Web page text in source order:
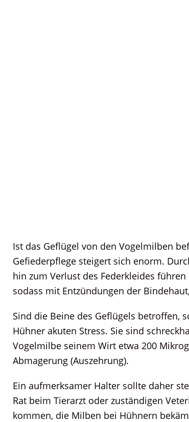
Ist das Geflügel von den Vogelmilben
Gefiederpflege steigert sich enorm.
hin zum Verlust des Federkleides
sodass mit Entzündungen der
Sind die Beine des Geflügels betroffen,
Hühner akuten Stress. Sie sind
Vogelmilbe seinem Wirt etwa 200
Abmagerung (Auszehrung).
Ein aufmerksamer Halter sollte daher
Rat beim Tierarzt oder zuständigen
kommen, die Milben bei Hühnern